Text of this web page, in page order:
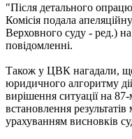
"Після детального
Комісія подала
Верховного суду - ред.)
повідомленні.
Також у ЦВК нагадали,
юридичного алгоритму
вирішення ситуації на
встановлення
урахуванням висновків